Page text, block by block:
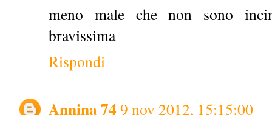
meno male che non sono
bravissima
Rispondi
Annina 749 nov 2012, 15:15:00